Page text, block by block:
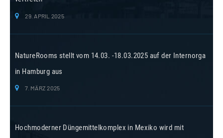
29. APRIL 2025
NatureRooms stellt vom 14.03. -18.03.2025 auf der Internorga
in Hamburg aus
7. MÄRZ 2025
Hochmoderner Düngemittelkomplex in Mexiko wird mit